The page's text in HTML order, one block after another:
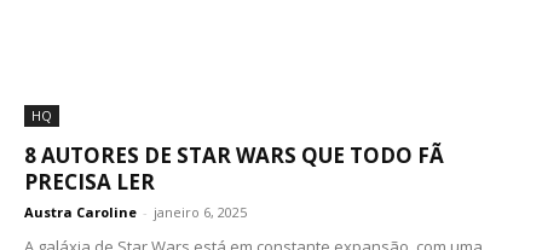
HQ
8 AUTORES DE STAR WARS QUE TODO FÃ
PRECISA LER
Austra Caroline - janeiro 6, 2025